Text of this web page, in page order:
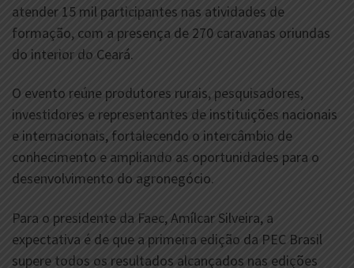
atender 15 mil participantes nas atividades de
formação, com a presença de 270 caravanas oriundas
do interior do Ceará.
O evento reúne produtores rurais, pesquisadores,
investidores e representantes de instituições nacionais
e internacionais, fortalecendo o intercâmbio de
conhecimento e ampliando as oportunidades para o
desenvolvimento do agronegócio.
Para o presidente da Faec, Amílcar Silveira, a
expectativa é de que a primeira edição da PEC Brasil
supere todos os resultados alcançados nas edições